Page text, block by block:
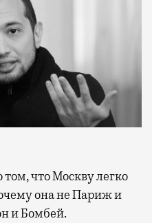
она не Париж и
и Бомбей.